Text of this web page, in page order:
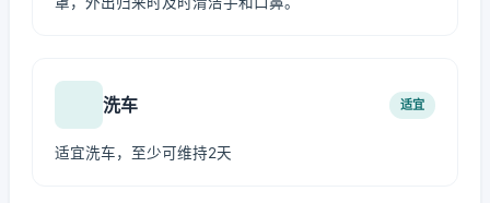
洗车 适宜
适宜洗车，至少可维持2天